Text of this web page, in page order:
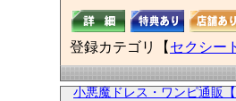
登録カテゴリ【 セクシー
小悪魔ドレス・ワンピ通販【